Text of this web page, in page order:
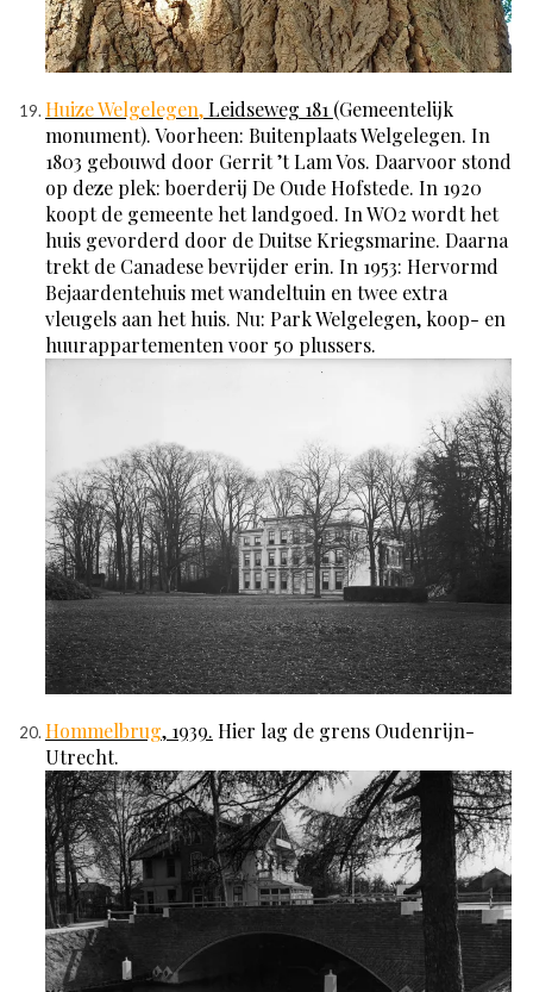
Huize Welgelegen,Leidseweg 181 (Gemeentelijk
monument). Voorheen: Buitenplaats Welgelegen. In
1803 gebouwd door Gerrit ’t Lam Vos. Daarvoor stond
op deze plek: boerderij De Oude Hofstede. In 1920
koopt de gemeente het landgoed. In WO2 wordt het
huis gevorderd door de Duitse Kriegsmarine. Daarna
trekt de Canadese bevrijder erin. In 1953: Hervormd
Bejaardentehuis met wandeltuin en twee extra
vleugels aan het huis. Nu: Park Welgelegen, koop- en
huurappartementen voor 50 plussers.
Hommelbrug, 1939. Hier lag de grens Oudenrijn-
Utrecht.